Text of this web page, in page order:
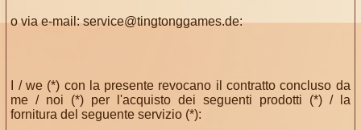
o via e-mail:service@tingtonggames.de:
I / we (*) con la presente revocano il contratto concluso da
me / noi (*) per l'acquisto dei seguenti prodotti (*) / la
fornitura del seguente servizio (*):